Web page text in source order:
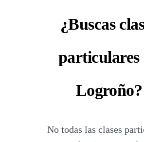
¿Buscas
particulares
Logroño?
No todas las clases